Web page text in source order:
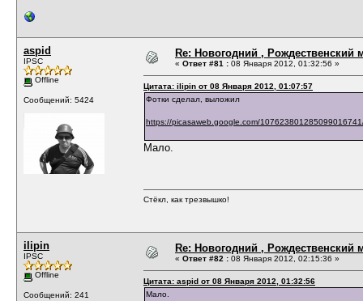
aspid
IPSC
Offline
Сообщений: 5424
Re: Новогодний , Рождественский
« Ответ #81 : 08 Января 2012, 01:32:56 »
Цитата: ilipin от 08 Января 2012, 01:07:57
Фотки сделал, выложил
https://picasaweb.google.com/
Мало.
Стёкл, как трезвышко!
ilipin
IPSC
Offline
Сообщений: 241
Re: Новогодний , Рождественский
« Ответ #82 : 08 Января 2012, 02:15:36 »
Цитата: aspid от 08 Января 2012, 01:32:56
Мало.